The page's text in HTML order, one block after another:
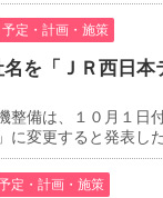
予定・計画・施策
を「ＪＲ西日本
備は、１０月１日
変更すると発表した
定・計画・施策